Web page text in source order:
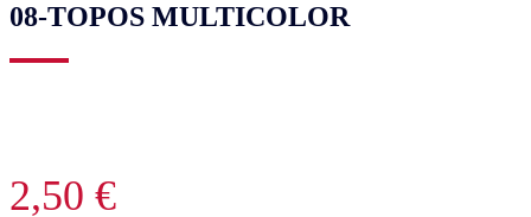
08-TOPOS MULTICOLOR
2,50 €